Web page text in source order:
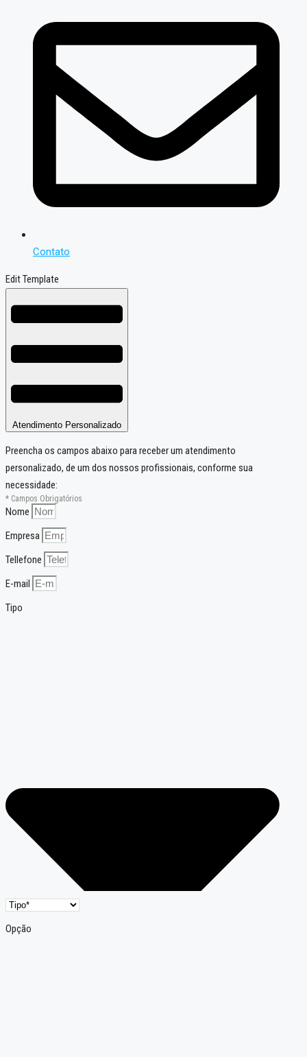
Contato
Edit Template
Atendimento Personalizado
Preencha os campos abaixo para receber um atendimento
personalizado, de um dos nossos profissionais, conforme sua
necessidade:
* Campos Obrigatórios
Nome
Empresa
Tellefone
E-mail
Tipo
Opção